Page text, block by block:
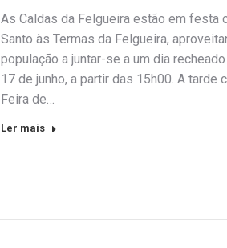
As Caldas da Felgueira estão em festa
Santo às Termas da Felgueira,
população a juntar-se a um dia
17 de junho, a partir das 15h00. A tarde
Feira de…
Ler mais